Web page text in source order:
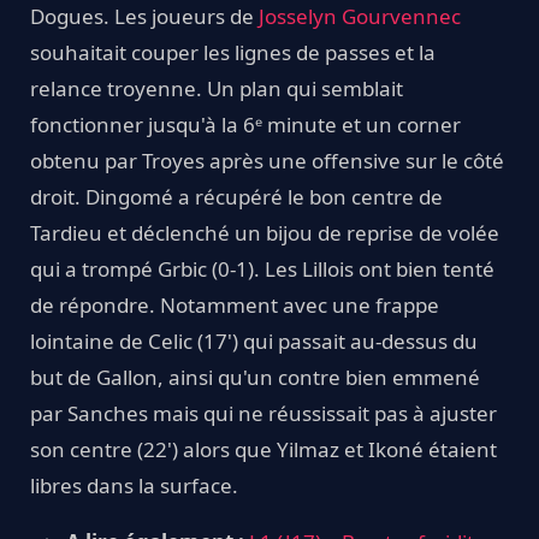
Dogues. Les joueurs de Josselyn Gourvennec
souhaitait couper les lignes de passes et la
relance troyenne. Un plan qui semblait
fonctionner jusqu'à la 6ᵉ minute et un corner
obtenu par Troyes après une offensive sur le côté
droit. Dingomé a récupéré le bon centre de
Tardieu et déclenché un bijou de reprise de volée
qui a trompé Grbic (0-1). Les Lillois ont bien tenté
de répondre. Notamment avec une frappe
lointaine de Celic (17') qui passait au-dessus du
but de Gallon, ainsi qu'un contre bien emmené
par Sanches mais qui ne réussissait pas à ajuster
son centre (22') alors que Yilmaz et Ikoné étaient
libres dans la surface.